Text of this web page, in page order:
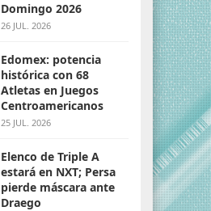
Domingo 2026
26 JUL. 2026
Edomex: potencia
histórica con 68
Atletas en Juegos
Centroamericanos
25 JUL. 2026
Elenco de Triple A
estará en NXT; Persa
pierde máscara ante
Draego